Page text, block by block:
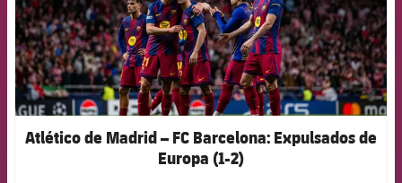
Atlético de Madrid – FC Barcelona: Expulsados de
Europa (1-2)